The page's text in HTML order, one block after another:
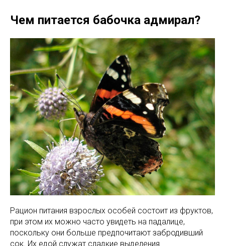
Чем питается бабочка адмирал?
Рацион питания взрослых особей состоит из фруктов,
при этом их можно часто увидеть на падалице,
поскольку они больше предпочитают забродивший
сок. Их едой служат сладкие выделения